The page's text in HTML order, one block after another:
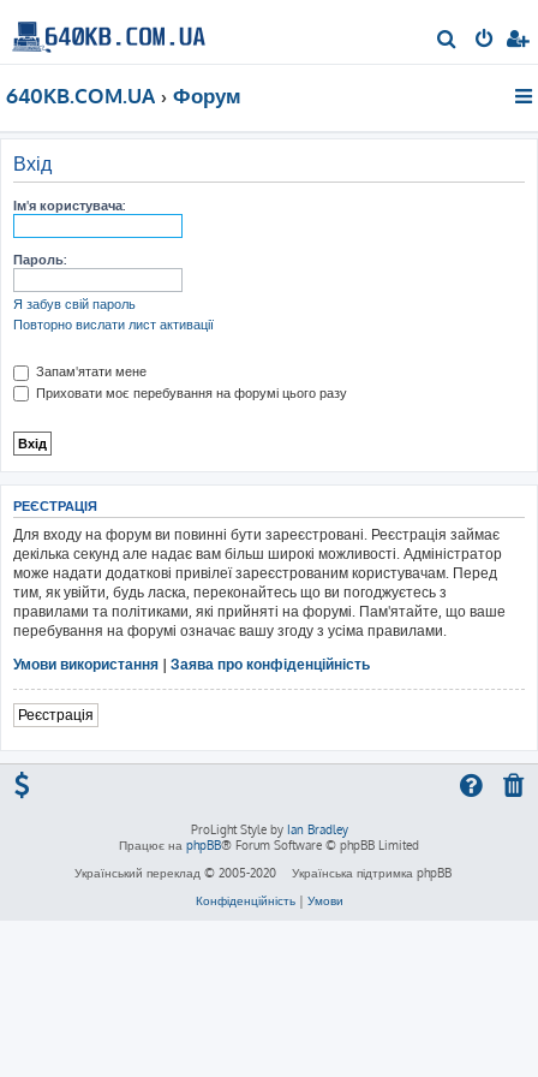
о
640KB.COM.UA Форум
Вхід
Ім'я користувача:
Пароль:
Я забув свій пароль
Повторно вислати лист активації
Запам'ятати мене
Приховати моє перебування на форумі цього разу
РЕЄСТРАЦІЯ
Для входу на форум ви повинні бути зареєстровані. Реєстрація займає
декілька секунд але надає вам більш широкі можливості. Адміністратор
може надати додаткові привілеї зареєстрованим користувачам. Перед
тим, як увійти, будь ласка, переконайтесь що ви погоджуєтесь з
правилами та політиками, які прийняті на форумі. Пам'ятайте, що ваше
перебування на форумі означає вашу згоду з усіма правилами.
Умови використання | Заява про конфіденційність
Реєстрація
ProLight Style by Ian Bradley
Працює на phpBB® Forum Software © phpBB Limited
Український переклад © 2005-2020
Українська підтримка phpBB
Конфіденційність| Умови